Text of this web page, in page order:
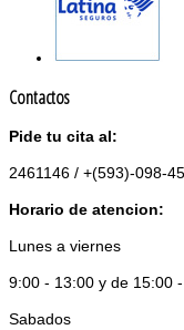
Contactos
Pide tu cita al:
2461146 / +(593)-098-
Horario de atencion:
Lunes a viernes
9:00 - 13:00 y de 15:00
Sabados